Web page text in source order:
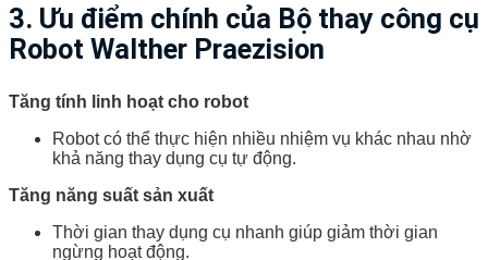
3. Ưu điểm chính của Bộ thay công cụ
Robot Walther Praezision
Tăng tính linh hoạt cho robot
Robot có thể thực hiện nhiều nhiệm vụ khác nhau nhờ
khả năng thay dụng cụ tự động.
Tăng năng suất sản xuất
Thời gian thay dụng cụ nhanh giúp giảm thời gian
ngừng hoạt động.